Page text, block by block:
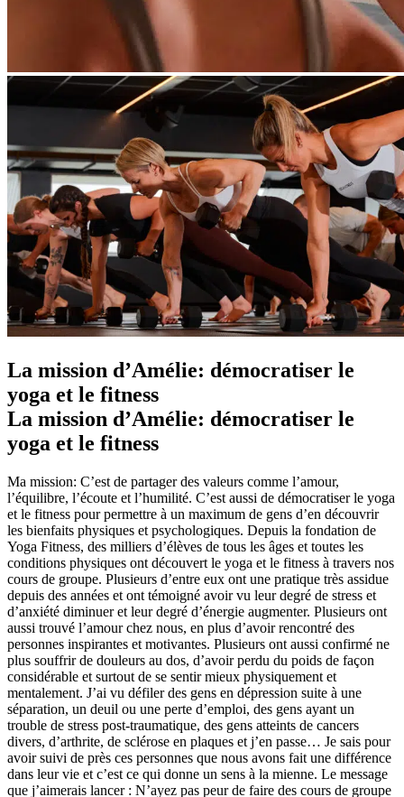
La mission d’Amélie: démocratiser le
yoga et le fitness
La mission d’Amélie: démocratiser le
yoga et le fitness
Ma mission: C’est de partager des valeurs comme l’amour,
l’équilibre, l’écoute et l’humilité. C’est aussi de démocratiser le yoga
et le fitness pour permettre à un maximum de gens d’en découvrir
les bienfaits physiques et psychologiques. Depuis la fondation de
Yoga Fitness, des milliers d’élèves de tous les âges et toutes les
conditions physiques ont découvert le yoga et le fitness à travers nos
cours de groupe. Plusieurs d’entre eux ont une pratique très assidue
depuis des années et ont témoigné avoir vu leur degré de stress et
d’anxiété diminuer et leur degré d’énergie augmenter. Plusieurs ont
aussi trouvé l’amour chez nous, en plus d’avoir rencontré des
personnes inspirantes et motivantes. Plusieurs ont aussi confirmé ne
plus souffrir de douleurs au dos, d’avoir perdu du poids de façon
considérable et surtout de se sentir mieux physiquement et
mentalement. J’ai vu défiler des gens en dépression suite à une
séparation, un deuil ou une perte d’emploi, des gens ayant un
trouble de stress post-traumatique, des gens atteints de cancers
divers, d’arthrite, de sclérose en plaques et j’en passe… Je sais pour
avoir suivi de près ces personnes que nous avons fait une différence
dans leur vie et c’est ce qui donne un sens à la mienne. Le message
que j’aimerais lancer : N’ayez pas peur de faire des cours de groupe